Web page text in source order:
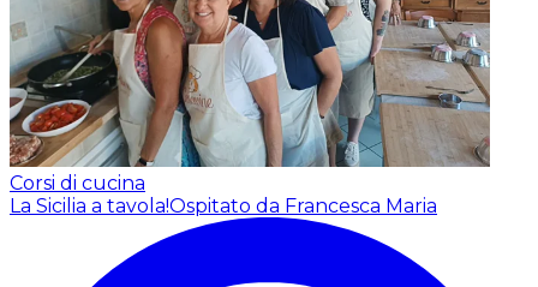
Corsi di cucina
La Sicilia a tavola!Ospitato da Francesca Maria